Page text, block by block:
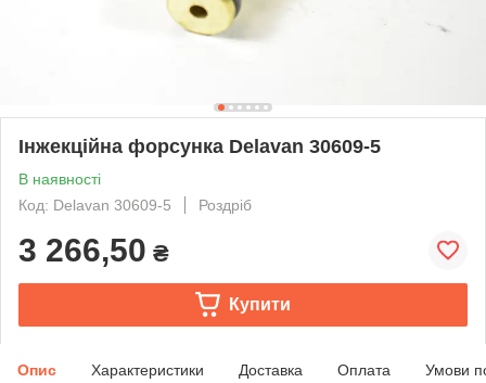
Інжекційна форсунка Delavan 30609-5
В наявності
Код: Delavan 30609-5
Роздріб
3 266,50 ₴
Купити
Опис Характеристики Доставка Оплата Умови